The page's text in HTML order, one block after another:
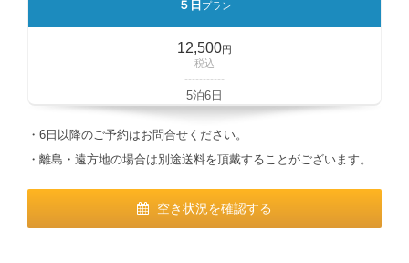
５日 プラン
12,500円
税込
-----------
5泊6日
・6日以降のご予約はお問合せください。
・離島・遠方地の場合は別途送料を頂戴することがございます。
空き状況を確認する